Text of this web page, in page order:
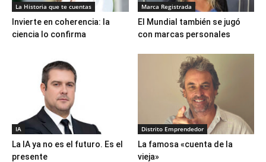
La Historia que te cuentas
Invierte en coherencia: la
ciencia lo confirma
Marca Registrada
El Mundial también se jugó
con marcas personales
IA
La IA ya no es el futuro. Es el
presente
Distrito Emprendedor
La famosa «cuenta de la
vieja»